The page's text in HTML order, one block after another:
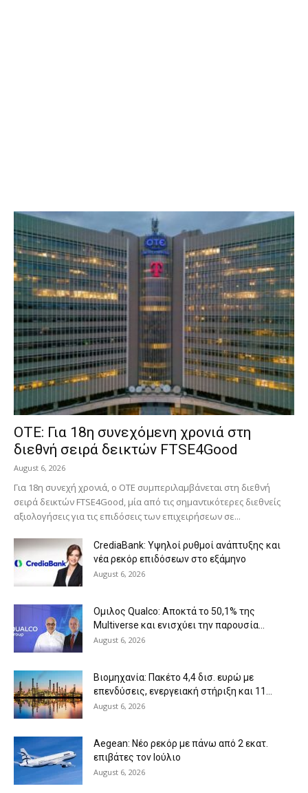
ΟΤΕ: Για 18η συνεχόμενη χρονιά στη
διεθνή σειρά δεικτών FTSE4Good
August 6, 2026
Για 18η συνεχή χρονιά, ο ΟΤΕ συμπεριλαμβάνεται στη διεθνή
σειρά δεικτών FTSE4Good, μία από τις σημαντικότερες διεθνείς
αξιολογήσεις για τις επιδόσεις των επιχειρήσεων σε...
CrediaBank: Υψηλοί ρυθμοί ανάπτυξης και
νέα ρεκόρ επιδόσεων στο εξάμηνο
August 6, 2026
Ομιλος Qualco: Αποκτά το 50,1% της
Multiverse και ενισχύει την παρουσία...
August 6, 2026
Βιομηχανία: Πακέτο 4,4 δισ. ευρώ με
επενδύσεις, ενεργειακή στήριξη και 11...
August 6, 2026
Aegean: Νέο ρεκόρ με πάνω από 2 εκατ.
επιβάτες τον Ιούλιο
August 6, 2026